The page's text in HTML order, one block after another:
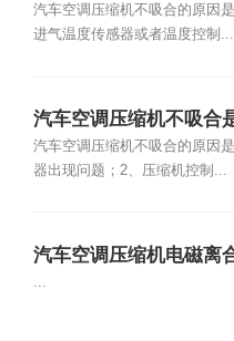
么？
汽车空调压缩机不吸合的原因
进气温度传感器或者温度控制...
汽车空调压缩机不吸合
汽车空调压缩机不吸合的原因
器出现问题；2、压缩机控制...
汽车空调压缩机电磁离
障维修案例
...